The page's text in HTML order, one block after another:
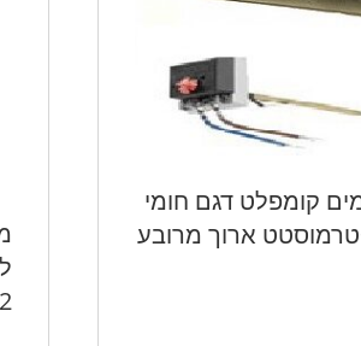
קומפלט דגם חומי
ארוך מרובע